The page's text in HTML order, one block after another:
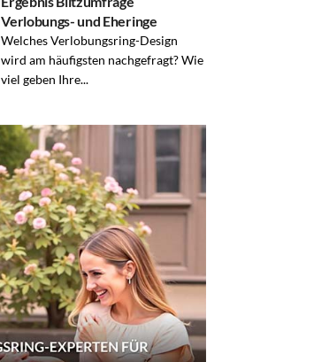
Verlobungs- und Eheringe
Welches Verlobungsring-Design
wird am häufigsten nachgefragt? Wie
viel geben Ihre...